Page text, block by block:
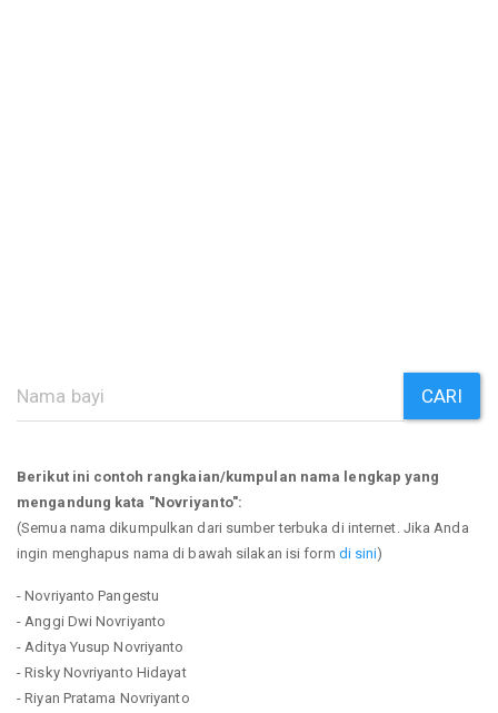
CARI
Berikut ini contoh rangkaian/kumpulan nama lengkap yang
mengandung kata "Novriyanto":
(Semua nama dikumpulkan dari sumber terbuka di internet. Jika Anda
ingin menghapus nama di bawah silakan isi form di sini)
- Novriyanto Pangestu
- Anggi Dwi Novriyanto
- Aditya Yusup Novriyanto
- Risky Novriyanto Hidayat
- Riyan Pratama Novriyanto